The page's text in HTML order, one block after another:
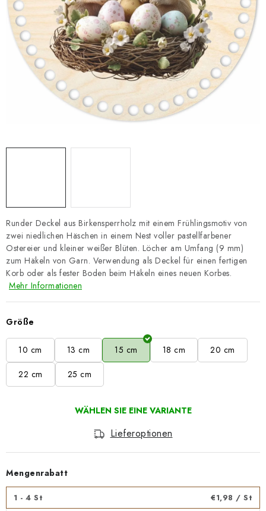
Datenschutzerklärung
Impressum
Runder Deckel aus Birkensperrholz mit einem Frühlingsmotiv von
zwei niedlichen Häschen in einem Nest voller pastellfarbener
Ostereier und kleiner weißer Blüten. Löcher am Umfang (9 mm)
zum Häkeln von Garn. Verwendung als Deckel für einen fertigen
Korb oder als fester Boden beim Häkeln eines neuen Korbes.
Mehr Informationen
Größe
10 cm 13 cm 15 cm 18 cm 20 cm
22 cm 25 cm
Lieferoptionen
Mengenrabatt
1 - 4 St €1,98 / St